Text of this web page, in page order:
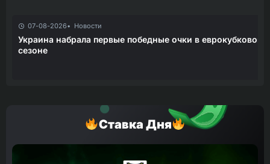
07-08-2026 Новости
Украина набрала первые победные очки в еврокубковом
сезоне
Ставка Дня